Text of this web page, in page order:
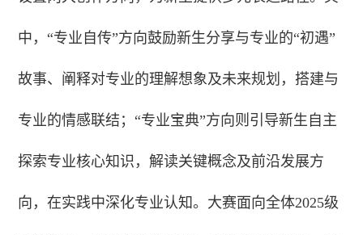
中，“专业自传”方向鼓励新生分享与专业的“初遇”
故事、阐释对专业的理解想象及未来规划，搭建与
专业的情感联结；“专业宝典”方向则引导新生自主
探索专业核心知识，解读关键概念及前沿发展方
向，在实践中深化专业认知。大赛面向全体2025级